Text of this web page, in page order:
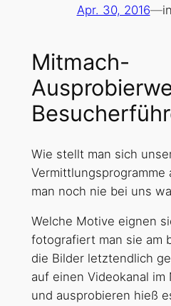
Apr. 30, 2016—in
Mitmach-
Wie stellt man sich
man noch nie bei uns
Welche Motive eignen
fotografiert man sie am
die Bilder letztendlich
auf einen Videokanal im
und ausprobieren hieß